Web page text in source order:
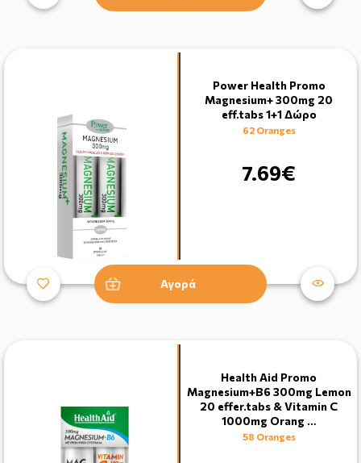
Power Health Promo
Magnesium+ 300mg 20
eff.tabs 1+1 Δώρο
62 Oranges
7.69€
Αγορά
Health Aid Promo
Magnesium+B6 300mg Lemon
20 effer.tabs & Vitamin C
1000mg Orang …
58 Oranges